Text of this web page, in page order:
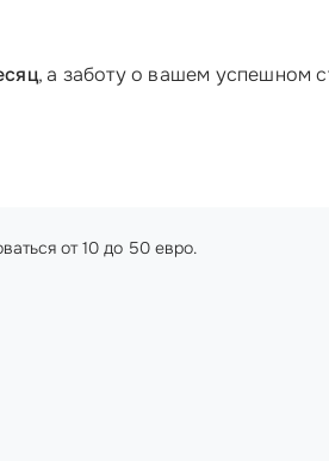
, а заботу о вашем успешном
от 10 до 50 евро.